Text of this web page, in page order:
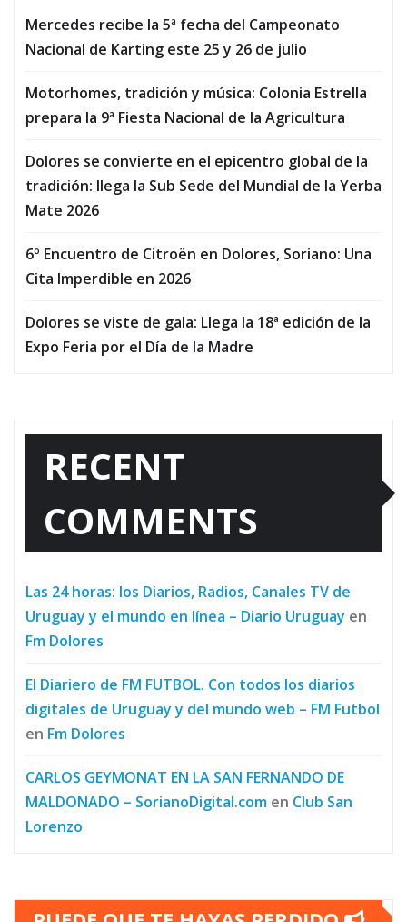
Mercedes recibe la 5ª fecha del Campeonato
Nacional de Karting este 25 y 26 de julio
Motorhomes, tradición y música: Colonia Estrella
prepara la 9ª Fiesta Nacional de la Agricultura
Dolores se convierte en el epicentro global de la
tradición: llega la Sub Sede del Mundial de la Yerba
Mate 2026
6º Encuentro de Citroën en Dolores, Soriano: Una
Cita Imperdible en 2026
Dolores se viste de gala: Llega la 18ª edición de la
Expo Feria por el Día de la Madre
RECENT
COMMENTS
Las 24 horas: los Diarios, Radios, Canales TV de
Uruguay y el mundo en línea – Diario Uruguay en
Fm Dolores
El Diariero de FM FUTBOL. Con todos los diarios
digitales de Uruguay y del mundo web – FM Futbol
en Fm Dolores
CARLOS GEYMONAT EN LA SAN FERNANDO DE
MALDONADO – SorianoDigital.com en Club San
Lorenzo